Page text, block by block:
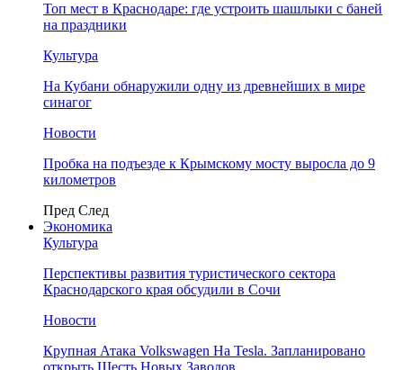
Топ мест в Краснодаре: где устроить шашлыки с баней
на праздники
Культура
На Кубани обнаружили одну из древнейших в мире
синагог
Новости
Пробка на подъезде к Крымскому мосту выросла до 9
километров
Пред След
Экономика
Культура
Перспективы развития туристического сектора
Краснодарского края обсудили в Сочи
Новости
Крупная Атака Volkswagen На Tesla. Запланировано
открыть Шесть Новых Заводов